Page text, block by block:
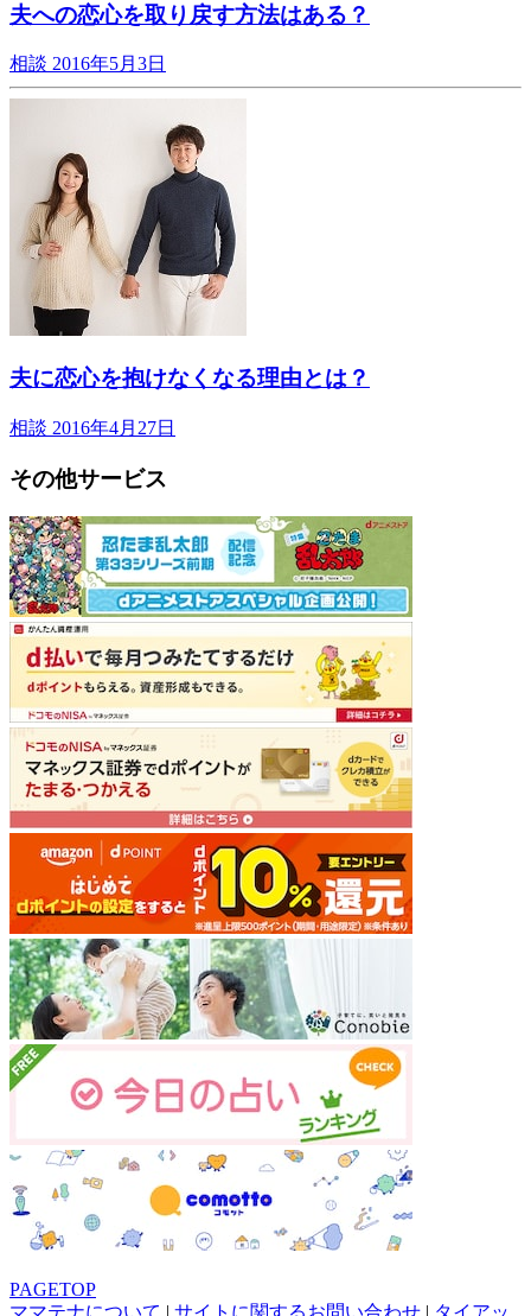
夫への恋心を取り戻す方法はある？
相談 2016年5月3日
夫に恋心を抱けなくなる理由とは？
相談 2016年4月27日
その他サービス
PAGETOP